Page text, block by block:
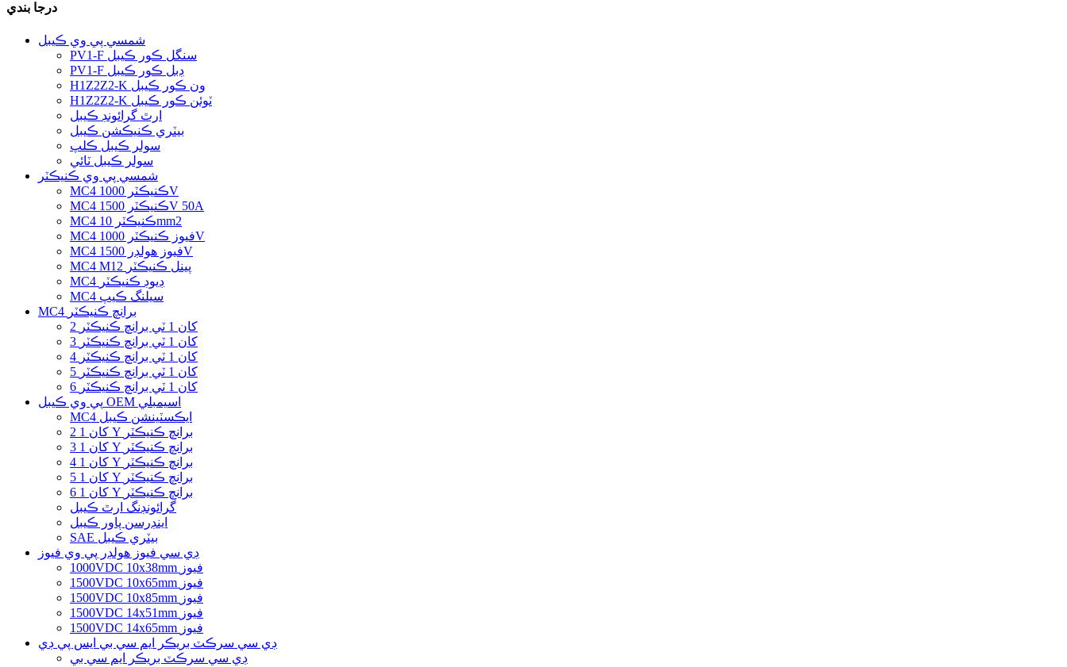
درجا بندي
شمسي پي وي ڪيبل
PV1-F سنگل ڪور ڪيبل
PV1-F ڊبل ڪور ڪيبل
H1Z2Z2-K ون ڪور ڪيبل
H1Z2Z2-K ٽوئن ڪور ڪيبل
ارٿ گرائونڊ ڪيبل
بيٽري ڪنيڪشن ڪيبل
سولر ڪيبل ڪلپ
سولر ڪيبل ٽائي
شمسي پي وي ڪنيڪٽر
MC4 ڪنيڪٽر 1000V
MC4 ڪنيڪٽر 1500V 50A
MC4 ڪنيڪٽر 10mm2
MC4 فيوز ڪنيڪٽر 1000V
MC4 فيوز هولڊر 1500V
MC4 M12 پينل ڪنيڪٽر
MC4 ڊيوڊ ڪنيڪٽر
MC4 سيلنگ ڪيپ
MC4 برانچ ڪنيڪٽر
2 کان 1 ٽي برانچ ڪنيڪٽر
3 کان 1 ٽي برانچ ڪنيڪٽر
4 کان 1 ٽي برانچ ڪنيڪٽر
5 کان 1 ٽي برانچ ڪنيڪٽر
6 کان 1 ٽي برانچ ڪنيڪٽر
پي وي ڪيبل OEM اسيمبلي
MC4 ايڪسٽينشن ڪيبل
2 کان 1 Y برانچ ڪنيڪٽر
3 کان 1 Y برانچ ڪنيڪٽر
4 کان 1 Y برانچ ڪنيڪٽر
5 کان 1 Y برانچ ڪنيڪٽر
6 کان 1 Y برانچ ڪنيڪٽر
گرائونڊنگ ارٿ ڪيبل
اينڊرسن پاور ڪيبل
SAE بيٽري ڪيبل
ڊي سي فيوز هولڊر پي وي فيوز
1000VDC 10x38mm فيوز
1500VDC 10x65mm فيوز
1500VDC 10x85mm فيوز
1500VDC 14x51mm فيوز
1500VDC 14x65mm فيوز
ڊي سي سرڪٽ بريڪر ايم سي بي ايس پي ڊي
ڊي سي سرڪٽ بريڪر ايم سي بي